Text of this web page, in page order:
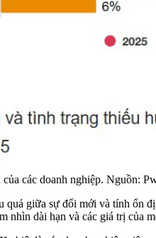
các doanh nghiệp. Nguồn:
giữa sự đổi mới và tính ổn
nhìn dài hạn và các giá trị của